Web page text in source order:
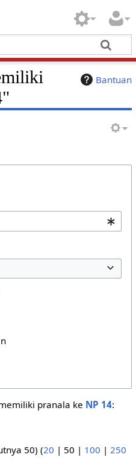
Bantuan
pranala ke NP 14:
50) (20 | 50 | 100 | 250